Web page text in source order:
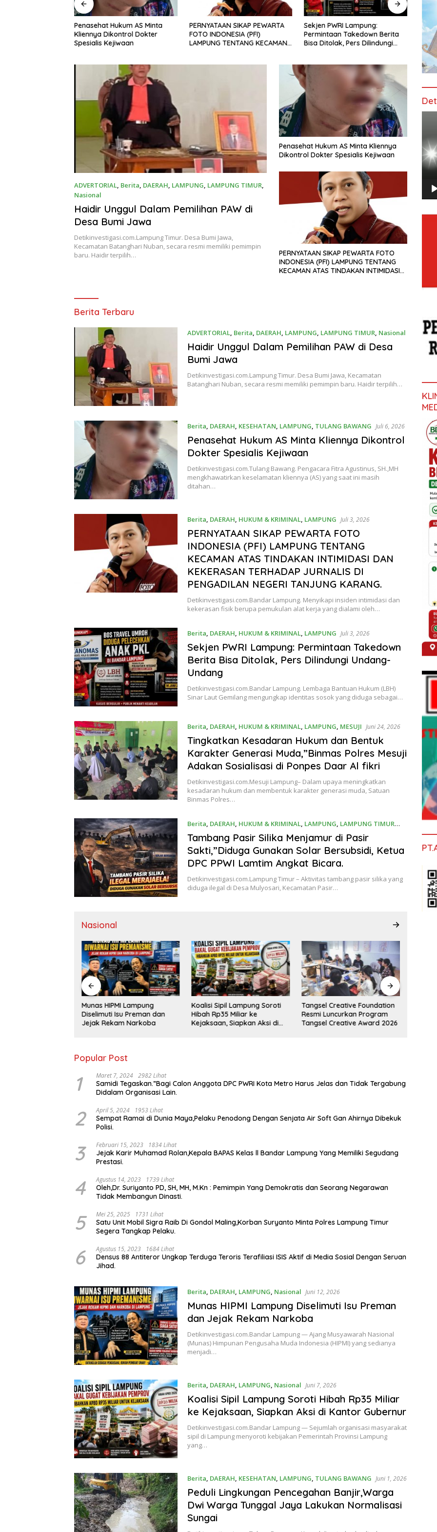
Penasehat Hukum AS Minta
Kliennya Dikontrol Dokter
Spesialis Kejiwaan
PERNYATAAN SIKAP PEWARTA
FOTO INDONESIA (PFI)
LAMPUNG TENTANG KECAMAN
Sekjen PWRI Lampung:
Permintaan Takedown Berita
Bisa Ditolak, Pers Dilindungi
dan
ADVERTORIAL, Berita, DAERAH, LAMPUNG, LAMPUNG TIMUR,
Nasional
Juli 7, 2026
Haidir Unggul Dalam Pemilihan PAW di
Desa Bumi Jawa
Detikinvestigasi.com.Lampung Timur. Desa Bumi Jawa,
Kecamatan Batanghari Nuban, secara resmi memiliki pemimpin
baru. Haidir terpilih…
Penasehat Hukum AS Minta Kliennya
Dikontrol Dokter Spesialis Kejiwaan
PERNYATAAN SIKAP PEWARTA FOTO
INDONESIA (PFI) LAMPUNG TENTANG
KECAMAN ATAS TINDAKAN INTIMIDASI
Detikinvestigasi.com
Berita Terbaru
ADVERTORIAL, Berita, DAERAH, LAMPUNG, LAMPUNG TIMUR, Nasional
Juli 7, 2026
Haidir Unggul Dalam Pemilihan PAW di Desa
Bumi Jawa
Detikinvestigasi.com.Lampung Timur. Desa Bumi Jawa, Kecamatan
Batanghari Nuban, secara resmi memiliki pemimpin baru. Haidir terpilih…
Berita, DAERAH, KESEHATAN, LAMPUNG, TULANG BAWANG Juli 6, 2026
Penasehat Hukum AS Minta Kliennya Dikontrol
Dokter Spesialis Kejiwaan
Detikinvestigasi.com.Tulang Bawang. Pengacara Fitra Agustinus, SH.,MH
mengkhawatirkan keselamatan kliennya (AS) yang saat ini masih
ditahan…
Berita, DAERAH, HUKUM & KRIMINAL, LAMPUNG Juli 3, 2026
PERNYATAAN SIKAP PEWARTA FOTO
INDONESIA (PFI) LAMPUNG TENTANG
KECAMAN ATAS TINDAKAN INTIMIDASI DAN
KEKERASAN TERHADAP JURNALIS DI
PENGADILAN NEGERI TANJUNG KARANG.
Detikinvestigasi.com.Bandar Lampung. Menyikapi insiden intimidasi dan
kekerasan fisik berupa pemukulan alat kerja yang dialami oleh…
Berita, DAERAH, HUKUM & KRIMINAL, LAMPUNG Juli 3, 2026
Sekjen PWRI Lampung: Permintaan Takedown
Berita Bisa Ditolak, Pers Dilindungi Undang-
Undang
Detikinvestigasi.com.Bandar Lampung. Lembaga Bantuan Hukum (LBH)
Sinar Laut Gemilang mengungkap identitas sosok yang diduga sebagai…
Berita, DAERAH, HUKUM & KRIMINAL, LAMPUNG, MESUJI Juni 24, 2026
Tingkatkan Kesadaran Hukum dan Bentuk
Karakter Generasi Muda,”Binmas Polres Mesuji
Adakan Sosialisasi di Ponpes Daar Al fikri
Detikinvestigasi.com.Mesuji Lampung– Dalam upaya meningkatkan
kesadaran hukum dan membentuk karakter generasi muda, Satuan
Binmas Polres…
Berita, DAERAH, HUKUM & KRIMINAL, LAMPUNG, LAMPUNG TIMUR
Juni 21, 2026
Tambang Pasir Silika Menjamur di Pasir
Sakti,”Diduga Gunakan Solar Bersubsidi, Ketua
DPC PPWI Lamtim Angkat Bicara.
Detikinvestigasi.com.Lampung Timur – Aktivitas tambang pasir silika yang
diduga ilegal di Desa Mulyosari, Kecamatan Pasir…
Nasional
Munas HIPMI Lampung
Diselimuti Isu Preman dan
Jejak Rekam Narkoba
Koalisi Sipil Lampung Soroti
Hibah Rp35 Miliar ke
Kejaksaan, Siapkan Aksi di
Tangsel Creative Foundation
Resmi Luncurkan Program
Tangsel Creative Award 2026
Popular Post
1 Maret 7, 2024 2982 Lihat
Samidi Tegaskan.”Bagi Calon Anggota DPC PWRI Kota Metro Harus Jelas dan Tidak Tergabung
Didalam Organisasi Lain.
2 April 5, 2024 1953 Lihat
Sempat Ramai di Dunia Maya,Pelaku Penodong Dengan Senjata Air Soft Gan Ahirnya Dibekuk
Polisi.
3 Februari 15, 2023 1834 Lihat
Jejak Karir Muhamad Rolan,Kepala BAPAS Kelas ll Bandar Lampung Yang Memiliki Segudang
Prestasi.
4 Agustus 14, 2023 1739 Lihat
Oleh,Dr. Suriyanto PD, SH, MH, M.Kn : Pemimpin Yang Demokratis dan Seorang Negarawan
Tidak Membangun Dinasti.
5 Mei 25, 2025 1731 Lihat
Satu Unit Mobil Sigra Raib Di Gondol Maling,Korban Suryanto Minta Polres Lampung Timur
Segera Tangkap Pelaku.
6 Agustus 15, 2023 1684 Lihat
Densus 88 Antiteror Ungkap Terduga Teroris Terafiliasi ISIS Aktif di Media Sosial Dengan Seruan
Jihad.
Berita, DAERAH, LAMPUNG, Nasional Juni 12, 2026
Munas HIPMI Lampung Diselimuti Isu Preman
dan Jejak Rekam Narkoba
Detikinvestigasi.com.Bandar Lampung — Ajang Musyawarah Nasional
(Munas) Himpunan Pengusaha Muda Indonesia (HIPMI) yang sedianya
menjadi…
Berita, DAERAH, LAMPUNG, Nasional Juni 7, 2026
Koalisi Sipil Lampung Soroti Hibah Rp35 Miliar
ke Kejaksaan, Siapkan Aksi di Kantor Gubernur
Detikinvestigasi.com.Bandar Lampung — Sejumlah organisasi masyarakat
sipil di Lampung menyoroti kebijakan Pemerintah Provinsi Lampung
yang…
Berita, DAERAH, KESEHATAN, LAMPUNG, TULANG BAWANG Juni 1, 2026
Peduli Lingkungan Pencegahan Banjir,Warga
Dwi Warga Tunggal Jaya Lakukan Normalisasi
Sungai